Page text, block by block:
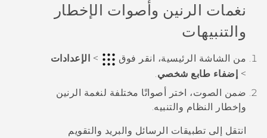
VIVERSE
البرامج + التطبيقات
الدعم
أجهزة HTC والملحقات
نغمات الرنين وأصوات الإخطار
والتنبيهات
من الشاشة الرئيسية، انقر فوق >
الإعدادات
> إضفاء طابع شخصي
ضمن الصوت، اختر أصواتًا مختلفة لنغمة الرنين
وإخطار النظام والتنبيه.
انتقل إلى تطبيقات الرسائل والبريد والتقويم